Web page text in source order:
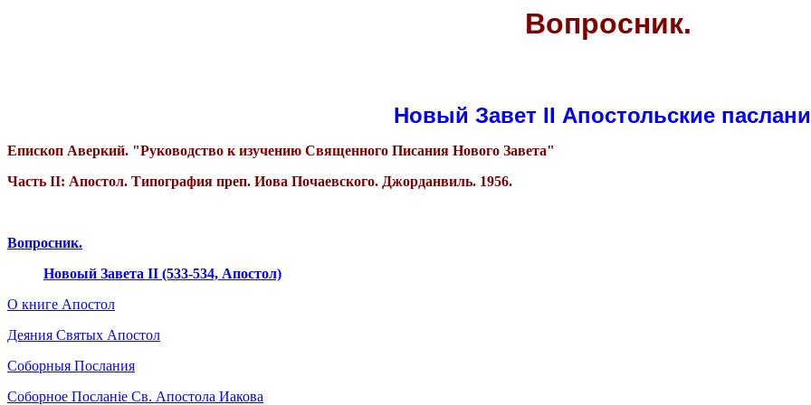
Вопросник.
Новый Завет II Апостольские
Епископ Аверкий. "Руководство к изучению Священного Писания Нового Завета"
Часть II: Апостол. Типография преп. Иова Почаевского. Джорданвиль. 1956.
Вопросник.
Новоый Завета II (533-534, Апостол)
О книге Апостол
Деяния Святых Апостол
Соборныя Послания
Соборное Посланіе Св. Апостола Иакова